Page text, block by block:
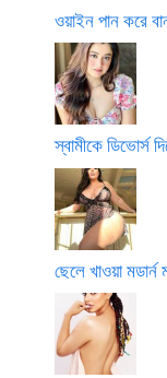
ওয়াইন পান করে
স্বামীকে ডিভোর্স
ছেলে খাওয়া